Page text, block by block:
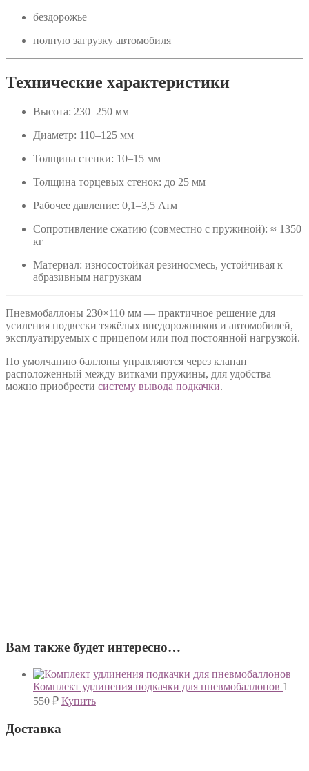
бездорожье
полную загрузку автомобиля
Технические характеристики
Высота: 230–250 мм
Диаметр: 110–125 мм
Толщина стенки: 10–15 мм
Толщина торцевых стенок: до 25 мм
Рабочее давление: 0,1–3,5 Атм
Сопротивление сжатию (совместно с пружиной): ≈ 1350
кг
Материал: износостойкая резиносмесь, устойчивая к
абразивным нагрузкам
Пневмобаллоны 230×110 мм — практичное решение для
усиления подвески тяжёлых внедорожников и автомобилей,
эксплуатируемых с прицепом или под постоянной нагрузкой.
По умолчанию баллоны управляются через клапан
расположенный между витками пружины, для удобства
можно приобрести систему вывода подкачки.
Вам также будет интересно…
Комплект удлинения подкачки для пневмобаллонов 1
550 ₽ Купить
Доставка